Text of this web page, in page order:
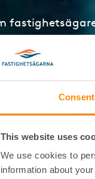
Consent
This website uses
We use cookies to
information about
göra ett